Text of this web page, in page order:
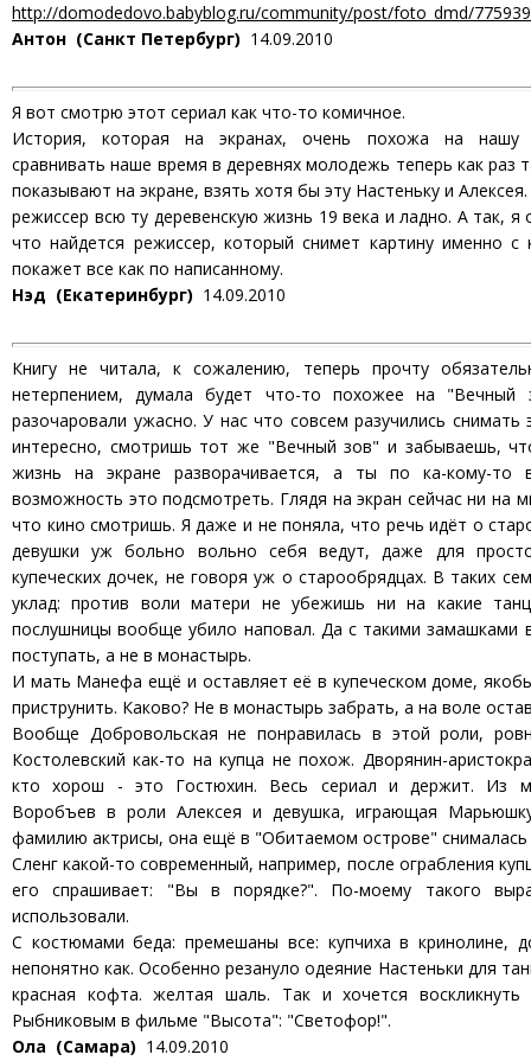
http://domodedovo.babyblog.ru/community/post/foto_dmd/775939
Антон (Санкт Петербург) 14.09.2010
Я вот смотрю этот сериал как что-то комичное.
История, которая на экранах, очень похожа на нашу
сравнивать наше время в деревнях молодежь теперь как раз
показывают на экране, взять хотя бы эту Настеньку и
режиссер всю ту деревенскую жизнь 19 века и ладно. А так,
что найдется режиссер, который снимет картину именно с
покажет все как по написанному.
Нэд (Екатеринбург) 14.09.2010
Книгу не читала, к сожалению, теперь прочту
нетерпением, думала будет что-то похожее на "Вечный
разочаровали ужасно. У нас что совсем разучились снимать
интересно, смотришь тот же "Вечный зов" и забываешь,
жизнь на экране разворачивается, а ты по ка-кому-то
возможность это подсмотреть. Глядя на экран сейчас ни на
что кино смотришь. Я даже и не поняла, что речь идёт о
девушки уж больно вольно себя ведут, даже для просто
купеческих дочек, не говоря уж о старообрядцах. В таких
уклад: против воли матери не убежишь ни на какие
послушницы вообще убило наповал. Да с такими замашками
поступать, а не в монастырь.
И мать Манефа ещё и оставляет её в купеческом доме,
приструнить. Каково? Не в монастырь забрать, а на воле
Вообще Добровольская не понравилась в этой роли,
Костолевский как-то на купца не похож. Дворянин-
кто хорош - это Гостюхин. Весь сериал и держит. Из
Воробъев в роли Алексея и девушка, играющая
фамилию актрисы, она ещё в "Обитаемом острове" снималась
Сленг какой-то современный, например, после ограбления
его спрашивает: "Вы в порядке?". По-моему такого
использовали.
С костюмами беда: премешаны все: купчиха в кринолине,
непонятно как. Особенно резануло одеяние Настеньки для
красная кофта. желтая шаль. Так и хочется
Рыбниковым в фильме "Высота": "Светофор!".
Ола (Самара) 14.09.2010